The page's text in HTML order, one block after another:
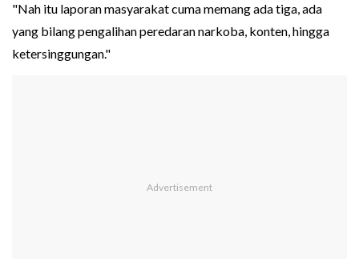
"Nah itu laporan masyarakat cuma memang ada tiga, ada
yang bilang pengalihan peredaran narkoba, konten, hingga
ketersinggungan."